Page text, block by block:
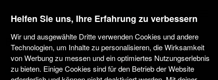
marenauta
Elan Impression 45 - Pula
4.9(2) Nur ohne Skipper Professionell
Marina Veruda Tehnomont
Verifiziertes Boot
Helfen Sie uns, Ihre Erfahrung zu verbessern
Wir und ausgewählte Dritte verwenden Cookies und andere
Technologien, um Inhalte zu personalisieren, die Wirksamkeit
von Werbung zu messen und ein optimiertes Nutzungserlebnis
zu bieten. Einige Cookies sind für den Betrieb der Website